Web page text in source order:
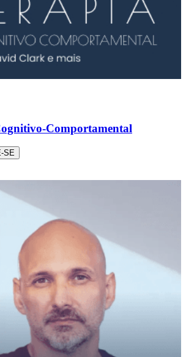
Comportamental
SE